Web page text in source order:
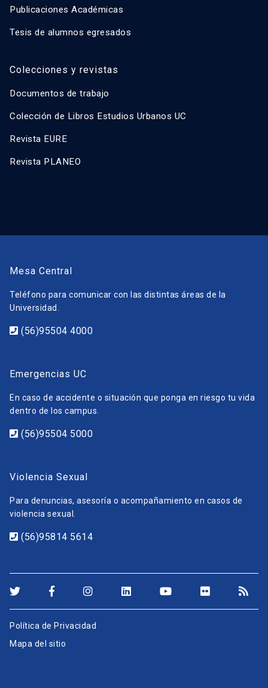
Publicaciones Académicas
Tesis de alumnos egresados
Colecciones y revistas
Documentos de trabajo
Colección de Libros Estudios Urbanos UC
Revista EURE
Revista PLANEO
Mesa Central
Teléfono para comunicar con las distintas áreas de la
Universidad.
(56)95504 4000
Emergencias UC
En caso de accidente o situación que ponga en riesgo tu vida
dentro de los campus.
(56)95504 5000
Violencia Sexual
Para denuncias, asesoría o acompañamiento en casos de
violencia sexual.
(56)95814 5614
Política de Privacidad
Mapa del sitio